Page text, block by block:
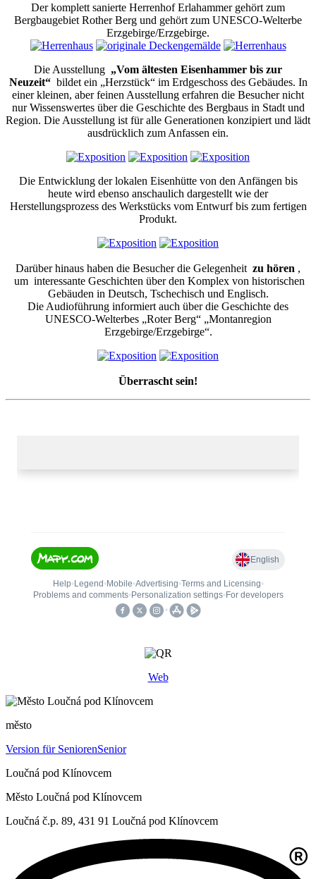
Der komplett sanierte Herrenhof Erlahammer gehört zum
Bergbaugebiet Rother Berg und gehört zum UNESCO-Welterbe
Erzgebirge/Erzgebirge.
Die Ausstellung „Vom ältesten Eisenhammer bis zur
Neuzeit“bildet ein „Herzstück“ im Erdgeschoss des Gebäudes. In
einer kleinen, aber feinen Ausstellung erfahren die Besucher nicht
nur Wissenswertes über die Geschichte des Bergbaus in Stadt und
Region. Die Ausstellung ist für alle Generationen konzipiert und lädt
ausdrücklich zum Anfassen ein.
Die Entwicklung der lokalen Eisenhütte von den Anfängen bis
heute wird ebenso anschaulich dargestellt wie der
Herstellungsprozess des Werkstücks vom Entwurf bis zum fertigen
Produkt.
Darüber hinaus haben die Besucher die Gelegenheit zu hören ,
um interessante Geschichten über den Komplex von historischen
Gebäuden in Deutsch, Tschechisch und Englisch.
Die Audioführung informiert auch über die Geschichte des
UNESCO-Welterbes „Roter Berg“ „Montanregion
Erzgebirge/Erzgebirge“.
Überrascht sein!
Web
město
Version für SeniorenSenior
Loučná pod Klínovcem
Město Loučná pod Klínovcem
Loučná č.p. 89, 431 91 Loučná pod Klínovcem